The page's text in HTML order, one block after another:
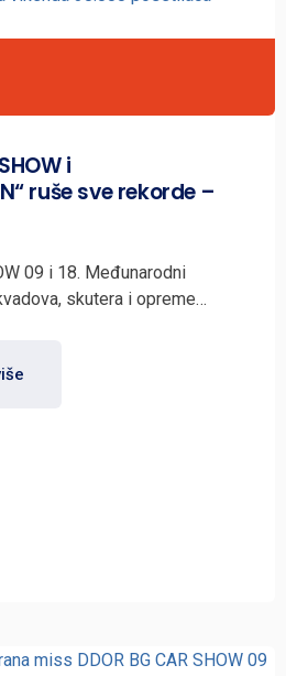
i
ruše sve rekorde –
09 i 18. Međunarodni
skutera i opreme…